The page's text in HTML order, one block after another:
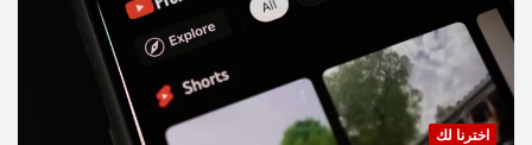
اخترنا لك